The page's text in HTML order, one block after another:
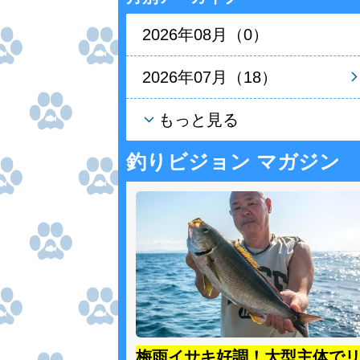
2026年08月（0）
2026年07月（18）
もっと見る
釣りビジョン マガジン